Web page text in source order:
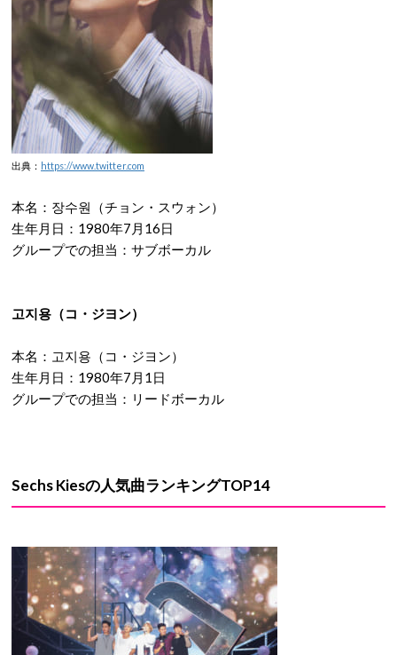
出典： https://www.twitter.com
本名：장수원（チョン・スウォン）
生年月日：1980年7月16日
グループでの担当：サブボーカル
고지용（コ・ジヨン）
本名：고지용（コ・ジヨン）
生年月日：1980年7月1日
グループでの担当：リードボーカル
Sechs Kiesの人気曲ランキングTOP14